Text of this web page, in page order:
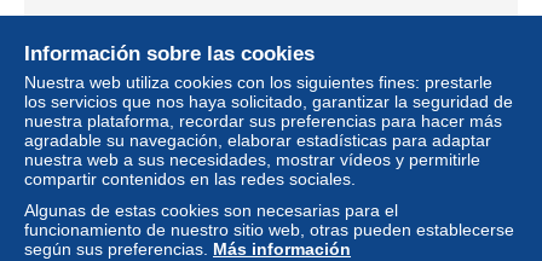
1 - Cette image est une plaque de verre ancienne peinte à
la main, conçue pour être projetée par une lanterne
magique.
± 13,87 US$
Estatus Privado
Información sobre las cookies
Nuestra web utiliza cookies con los siguientes fines: prestarle
los servicios que nos haya solicitado, garantizar la seguridad de
nuestra plataforma, recordar sus preferencias para hacer más
agradable su navegación, elaborar estadísticas para adaptar
nuestra web a sus necesidades, mostrar vídeos y permitirle
compartir contenidos en las redes sociales.
Algunas de estas cookies son necesarias para el
funcionamiento de nuestro sitio web, otras pueden establecerse
según sus preferencias. Más información